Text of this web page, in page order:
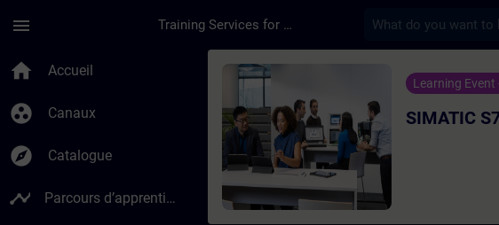
menu Training Services for Digital Industries
home Accueil
group_work Canaux
explore Catalogue
timeline Parcours d’apprentissage
Cours - SIMATIC S7-1500
Learning Event
SIMATIC